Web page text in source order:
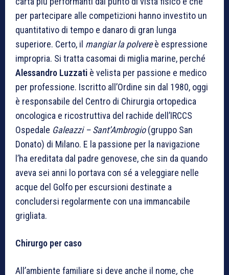
per partecipare alle competizioni hanno investito un
quantitativo di tempo e danaro di gran lunga
superiore. Certo, il mangiar la polvereè espressione
impropria. Si tratta casomai di miglia marine, perché
Alessandro Luzzati è velista per passione e medico
per professione. Iscritto all’Ordine sin dal 1980, oggi
è responsabile del Centro di Chirurgia ortopedica
oncologica e ricostruttiva del rachide dell’IRCCS
Ospedale Galeazzi – Sant’Ambrogio(gruppo San
Donato) di Milano. E la passione per la navigazione
l’ha ereditata dal padre genovese, che sin da quando
aveva sei anni lo portava con sé a veleggiare nelle
acque del Golfo per escursioni destinate a
concludersi regolarmente con una immancabile
grigliata.
Chirurgo per caso
All’ambiente familiare si deve anche il nome, che